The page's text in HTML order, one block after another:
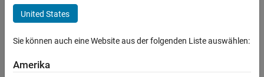
Bedingt ausgeführte Subsysteme und
Modelle
Simulink-Funktionen
Ereignis-Funktionen
Initialisieren und Beenden des Modells eigene Routinen
hinzufügen. Steuern Sie während der Simulation mithilfe von
Funktionen erstellen, um Blöcke mit initialen Werten zu
United States
Sie können auch eine Website aus der folgenden Liste auswählen:
Amerika